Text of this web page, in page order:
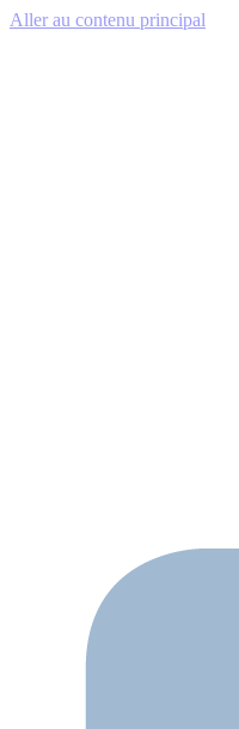
Aller au contenu principal